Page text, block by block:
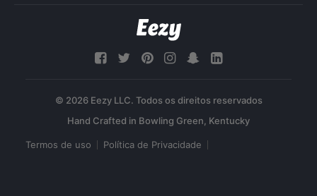
© 2026 Eezy LLC. Todos os direitos reservados
Termos de uso Política de Privacidade